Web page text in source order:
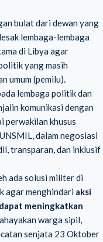
bulat dari dewan yang
lembaga-lembaga
di Libya agar
yang masih
umum (pemilu).
lembaga politik dan
komunikasi dengan
perwakilan khusus
dalam negosiasi
transparan, dan inklusif
ada solusi militer di
agar menghindari aksi
meningkatkan
warga sipil,
senjata 23 Oktober